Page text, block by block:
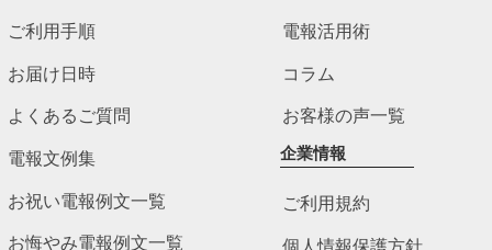
ご利用手順
お届け日時
よくあるご質問
電報文例集
お祝い電報例文一覧
お悔やみ電報例文一覧
電報活用術
コラム
お客様の声一覧
企業情報
ご利用規約
個人情報保護方針